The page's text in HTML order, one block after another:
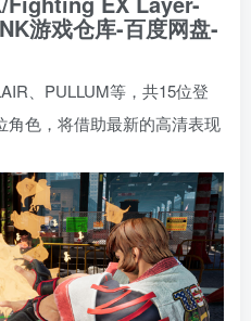
、PULLUM等，共15位登
色，将借助最新的高清表现